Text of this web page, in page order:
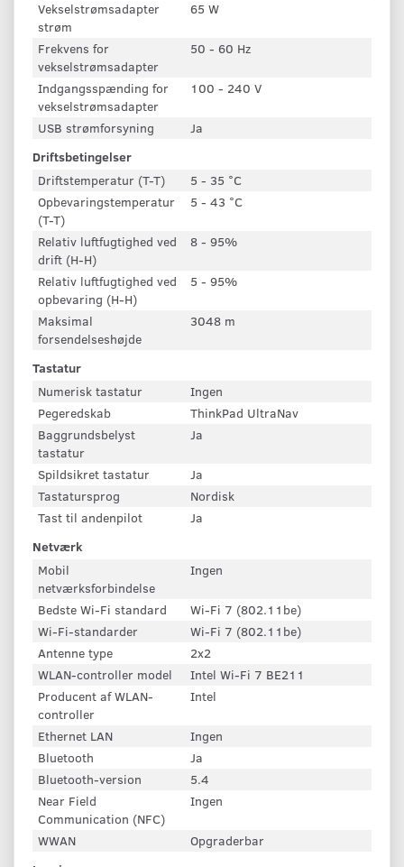
Vekselstrømsadapter
strøm
65 W
Frekvens for
vekselstrømsadapter
50 - 60 Hz
Indgangsspænding for
vekselstrømsadapter
100 - 240 V
USB strømforsyning
Ja
Driftsbetingelser
Driftstemperatur (T-T)
5 - 35 °C
Opbevaringstemperatur
(T-T)
5 - 43 °C
Relativ luftfugtighed ved
drift (H-H)
8 - 95%
Relativ luftfugtighed ved
opbevaring (H-H)
5 - 95%
Maksimal
forsendelseshøjde
3048 m
Tastatur
Numerisk tastatur
Ingen
Pegeredskab
ThinkPad UltraNav
Baggrundsbelyst
tastatur
Ja
Spildsikret tastatur
Ja
Tastatursprog
Nordisk
Tast til andenpilot
Ja
Netværk
Mobil
netværksforbindelse
Ingen
Bedste Wi-Fi standard
Wi-Fi 7 (802.11be)
Wi-Fi-standarder
Wi-Fi 7 (802.11be)
Antenne type
2x2
WLAN-controller model
Intel Wi-Fi 7 BE211
Producent af WLAN-
controller
Intel
Ethernet LAN
Ingen
Bluetooth
Ja
Bluetooth-version
5.4
Near Field
Communication (NFC)
Ingen
WWAN
Opgraderbar